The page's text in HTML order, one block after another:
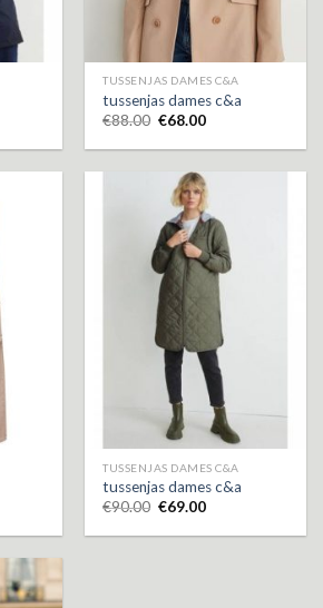
TUSSENJAS DAMES C&A
tussenjas dames c&a
€88.00 €68.00
TUSSENJAS DAMES C&A
tussenjas dames c&a
€90.00 €69.00